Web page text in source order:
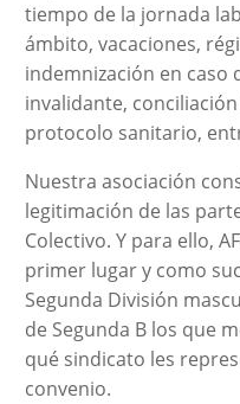
tiempo de la jornada
ámbito, vacaciones,
indemnización en caso
invalidante,
protocolo sanitario,
Nuestra asociación
legitimación de las
Colectivo. Y para ello,
primer lugar y como
Segunda División
de Segunda B los que
qué sindicato les
convenio.